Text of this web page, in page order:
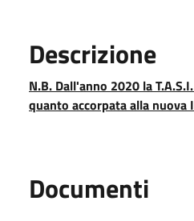
Descrizione
N.B. Dall'anno 2020 la
quanto accorpata alla nuova
Documenti